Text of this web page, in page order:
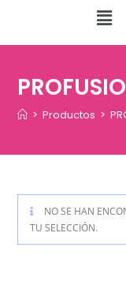
> Productos >
NO SE HAN
TU SELECCIÓN.